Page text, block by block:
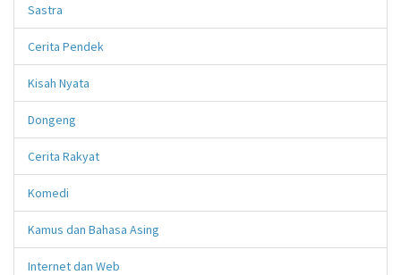
Sastra
Cerita Pendek
Kisah Nyata
Dongeng
Cerita Rakyat
Komedi
Kamus dan Bahasa Asing
Internet dan Web